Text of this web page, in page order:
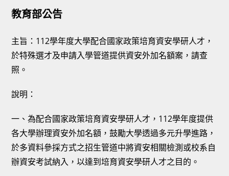
教育部公告
主旨：112學年度大學配合國家政策培育資安學研人才，
於特殊選才及申請入學管道提供資安外加名額案，請查
照。
說明：
一、為配合國家政策培育資安學研人才，112學年度提供
各大學辦理資安外加名額，鼓勵大學透過多元升學進路，
於多資料參採方式之招生管道中將資安相關檢測或校系自
辦資安考試納入，以達到培育資安學研人才之目的。